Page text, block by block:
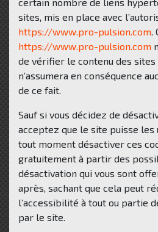
sites, mis en place avec
https://www.pro-pulsion.com.
https://www.pro-pulsion.com
de vérifier le contenu des sites
n’assumera en conséquence
de ce fait.
Sauf si vous décidez de
acceptez que le site puisse les
tout moment désactiver ces
gratuitement à partir des
désactivation qui vous sont
après, sachant que cela peut
l’accessibilité à tout ou partie
par le site.